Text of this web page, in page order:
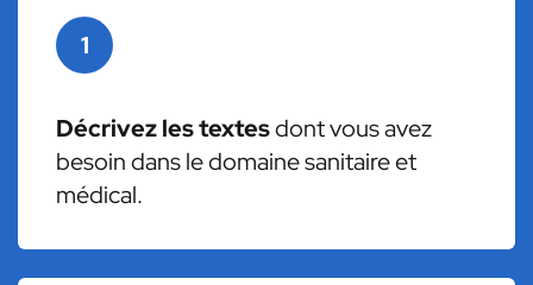
1
Décrivez les textesdont vous avez
besoin dans le domaine sanitaire et
médical.